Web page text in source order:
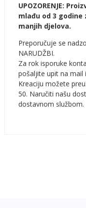
UPOZORENJE:
mlađu od 3
manjih djelova.
Preporučuje se
NARUDŽBI.
Za rok isporuke
pošaljite upit na mail
Kreaciju možete
50. Naručiti našu
dostavnom službom.